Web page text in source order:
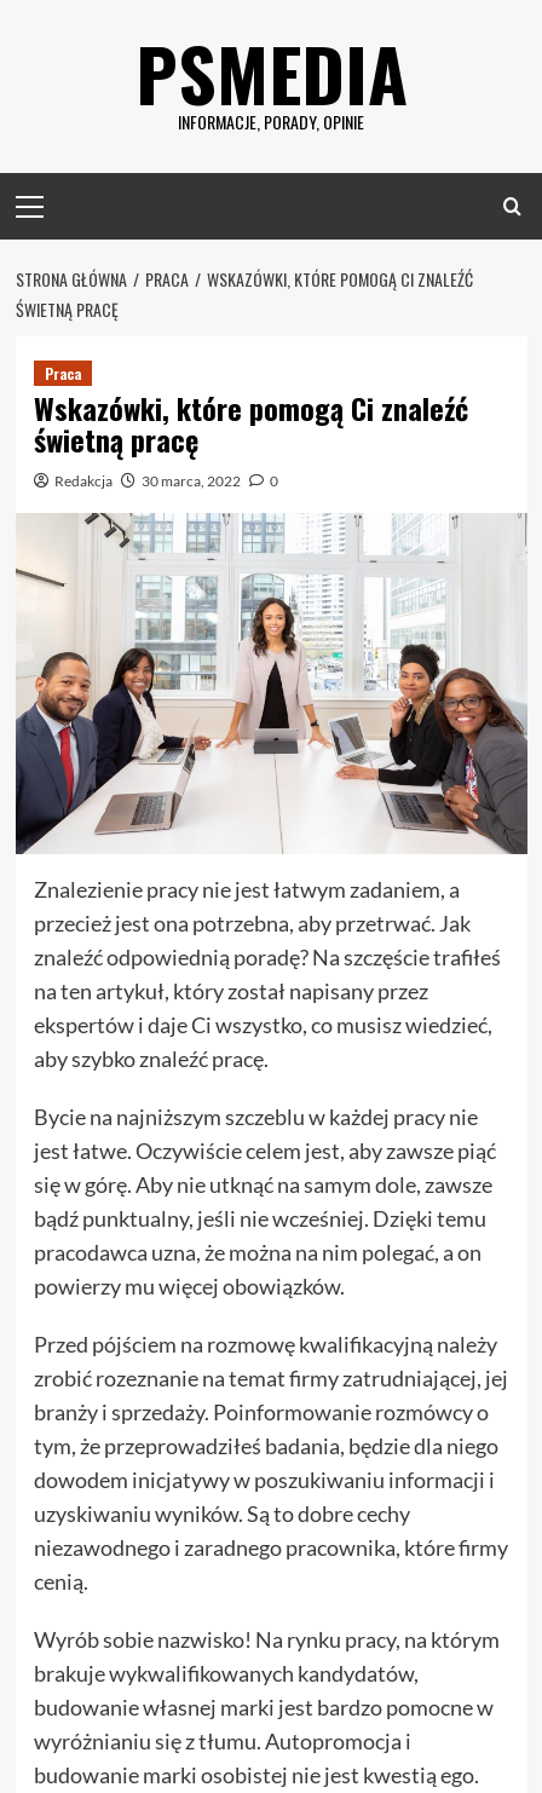
PSMEDIA
INFORMACJE, PORADY, OPINIE
Menu
STRONA GŁÓWNA PRACA
WSKAZÓWKI, KTÓRE POMOGĄ CI ZNALEŹĆ
ŚWIETNĄ PRACĘ
Praca
Wskazówki, które pomogą Ci znaleźć
świetną pracę
Redakcja 30 marca, 2022 0
Znalezienie pracy nie jest łatwym zadaniem, a
przecież jest ona potrzebna, aby przetrwać. Jak
znaleźć odpowiednią poradę? Na szczęście trafiłeś
na ten artykuł, który został napisany przez
ekspertów i daje Ci wszystko, co musisz wiedzieć,
aby szybko znaleźć pracę.
Bycie na najniższym szczeblu w każdej pracy nie
jest łatwe. Oczywiście celem jest, aby zawsze piąć
się w górę. Aby nie utknąć na samym dole, zawsze
bądź punktualny, jeśli nie wcześniej. Dzięki temu
pracodawca uzna, że można na nim polegać, a on
powierzy mu więcej obowiązków.
Przed pójściem na rozmowę kwalifikacyjną należy
zrobić rozeznanie na temat firmy zatrudniającej, jej
branży i sprzedaży. Poinformowanie rozmówcy o
tym, że przeprowadziłeś badania, będzie dla niego
dowodem inicjatywy w poszukiwaniu informacji i
uzyskiwaniu wyników. Są to dobre cechy
niezawodnego i zaradnego pracownika, które firmy
cenią.
Wyrób sobie nazwisko! Na rynku pracy, na którym
brakuje wykwalifikowanych kandydatów,
budowanie własnej marki jest bardzo pomocne w
wyróżnianiu się z tłumu. Autopromocja i
budowanie marki osobistej nie jest kwestią ego.